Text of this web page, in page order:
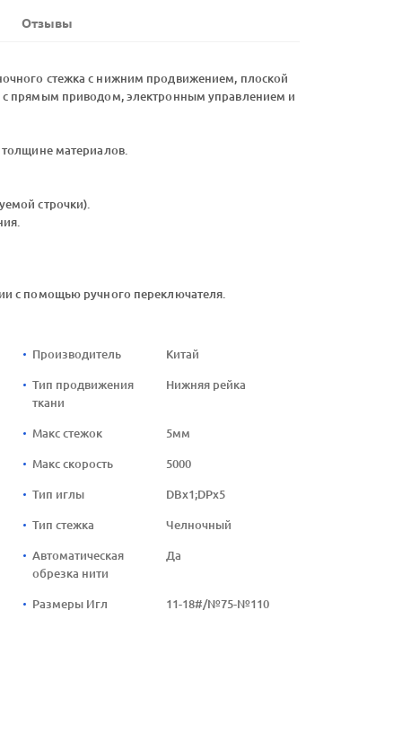
Отзывы
стежка с нижним продвижением, плоской
прямым приводом, электронным управлением и
материалов.
строчки).
с помощью ручного переключателя.
Производитель Китай
Тип продвижения
ткани
Нижняя рейка
Макс стежок 5мм
Макс скорость 5000
Тип иглы DBx1;DPx5
Тип стежка Челночный
Автоматическая
обрезка нити
Да
Размеры Игл 11-18#/№75-№110